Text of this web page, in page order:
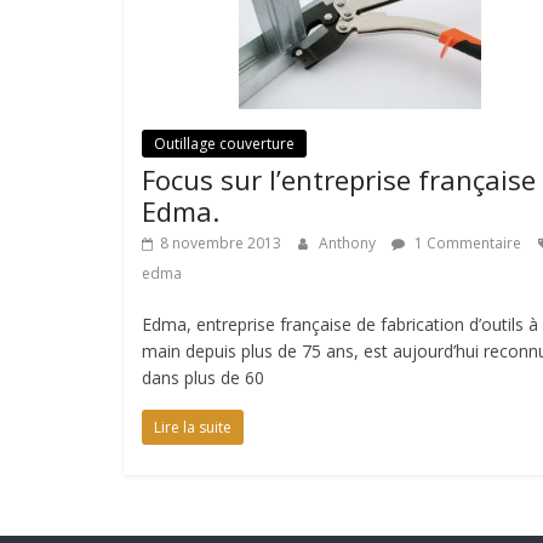
Outillage couverture
Focus sur l’entreprise française
Edma.
8 novembre 2013 Anthony
1 Commentaire
edma
Edma, entreprise française de fabrication d’outils à
main depuis plus de 75 ans, est aujourd’hui
dans plus de 60
Lire la suite